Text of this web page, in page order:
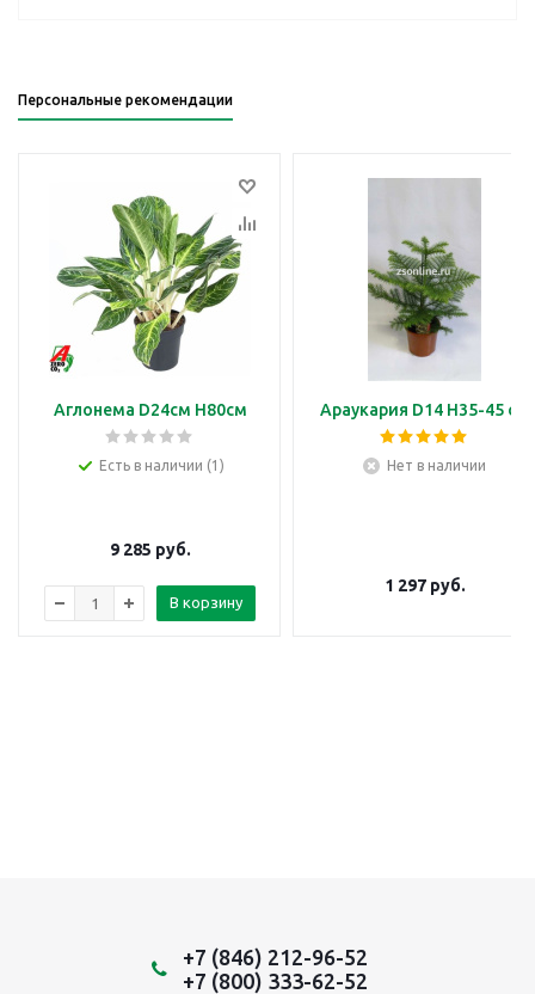
Персональные рекомендации
Аглонема D24см H80см
Есть в наличии (1)
9 285 руб.
В корзину
Араукария D14 H35-45 см
Нет в наличии
1 297руб.
+7 (846) 212-96-52
+7 (800) 333-62-52